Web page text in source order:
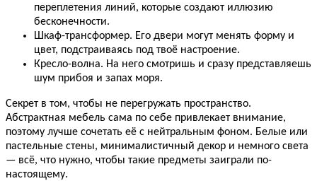
переплетения линий, которые создают иллюзию
бесконечности.
Шкаф-трансформер. Его двери могут менять форму и
цвет, подстраиваясь под твоё настроение.
Кресло-волна. На него смотришь и сразу представляешь
шум прибоя и запах моря.
Секрет в том, чтобы не перегружать пространство.
Абстрактная мебель сама по себе привлекает внимание,
поэтому лучше сочетать её с нейтральным фоном. Белые или
пастельные стены, минималистичный декор и немного света
— всё, что нужно, чтобы такие предметы заиграли по-
настоящему.